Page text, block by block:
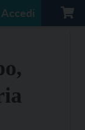
Accedi